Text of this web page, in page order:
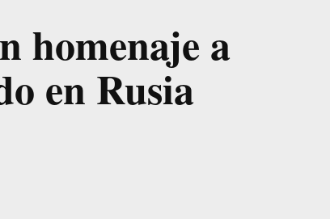
homenaje a
en Rusia